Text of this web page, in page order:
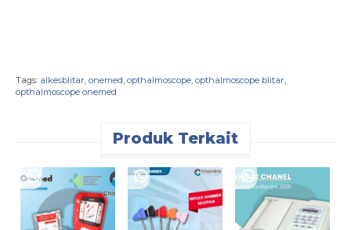
Tags: alkesblitar onemed opthalmoscope opthalmoscope blitar
opthalmoscope onemed
Produk Terkait